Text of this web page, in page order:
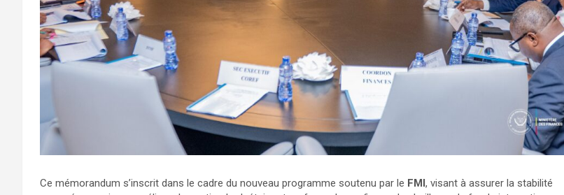
Ce mémorandum s’inscrit dans le cadre du nouveau programme soutenu par le FMI, visant à assurer la stabilité